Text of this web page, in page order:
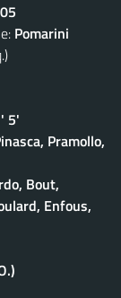
Pomarini
5'
Pramollo,
Bout,
Enfous,